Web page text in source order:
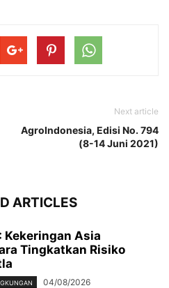
Next article
AgroIndonesia, Edisi No. 794
(8-14 Juni 2021)
ARTICLES
Kekeringan Asia
Tingkatkan Risiko
04/08/2026